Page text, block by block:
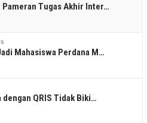
Pameran Tugas Akhir Inter…
Mahasiswa Perdana M…
QRIS Tidak Biki…